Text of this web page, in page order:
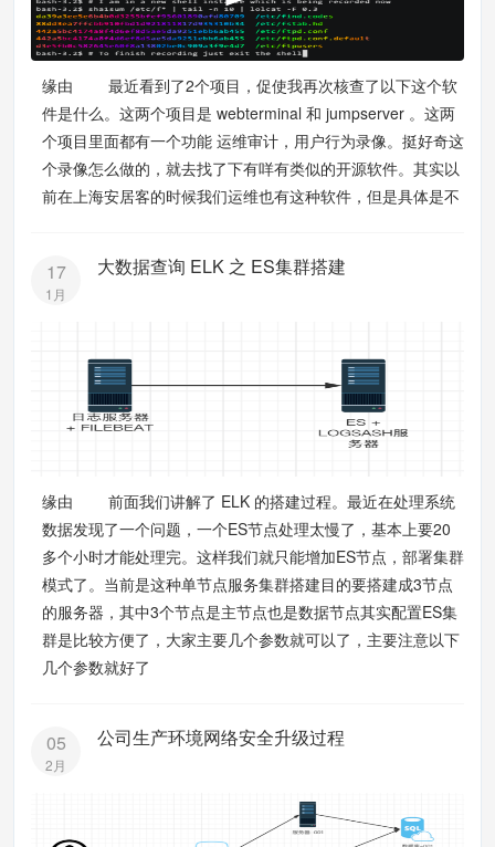
缘由 最近看到了2个项目，促使我再次核查了以下这个软
件是什么。这两个项目是 webterminal 和 jumpserver 。这两
个项目里面都有一个功能 运维审计，用户行为录像。挺好奇这
个录像怎么做的，就去找了下有咩有类似的开源软件。其实以
前在上海安居客的时候我们运维也有这种软件，但是具体是不
17
1月
大数据查询 ELK 之 ES集群搭建
缘由 前面我们讲解了 ELK 的搭建过程。最近在处理系统
数据发现了一个问题，一个ES节点处理太慢了，基本上要20
多个小时才能处理完。这样我们就只能增加ES节点，部署集群
模式了。当前是这种单节点服务集群搭建目的要搭建成3节点
的服务器，其中3个节点是主节点也是数据节点其实配置ES集
群是比较方便了，大家主要几个参数就可以了，主要注意以下
几个参数就好了
05
2月
公司生产环境网络安全升级过程